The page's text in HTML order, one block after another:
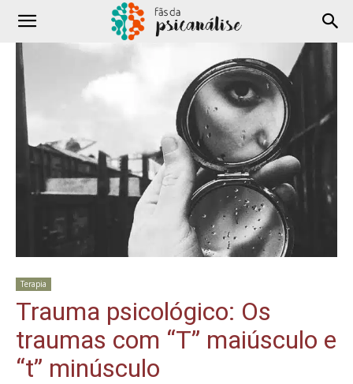
Terapia
Trauma psicológico: Os
traumas com “T” maiúsculo e
“t” minúsculo